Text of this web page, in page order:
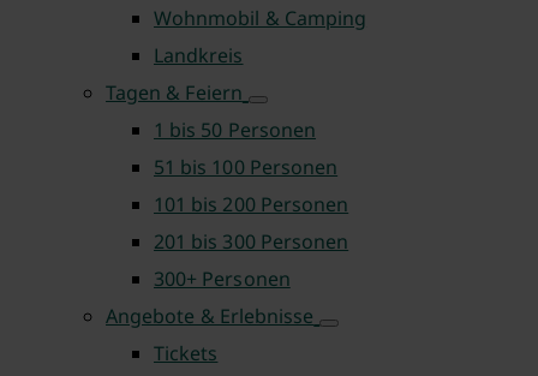
Wohnmobil & Camping
Landkreis
Tagen & Feiern
1 bis 50 Personen
51 bis 100 Personen
101 bis 200 Personen
201 bis 300 Personen
300+ Personen
Angebote & Erlebnisse
Tickets